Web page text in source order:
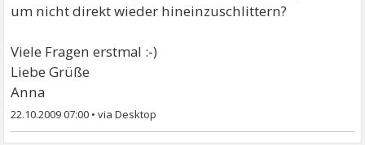
um nicht direkt wieder hineinzuschlittern?
Viele Fragen erstmal :-)
Liebe Grüße
Anna
22.10.2009 07:00 •